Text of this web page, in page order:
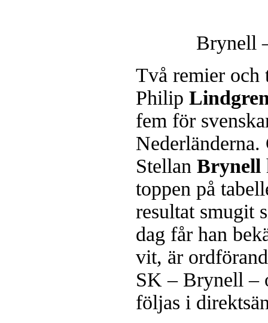
Brynell
Två remier
Philip
fem för
Stellan Brynell
toppen på
resultat smugit
dag får han
vit, är
SK – Brynell –
följas i